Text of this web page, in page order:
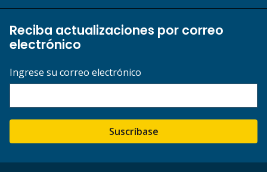
Reciba actualizaciones por correo
electrónico
Ingrese su correo electrónico
Suscríbase